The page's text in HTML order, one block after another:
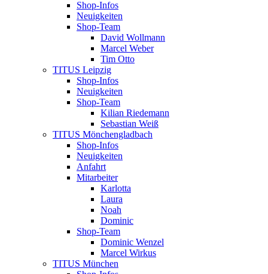
Shop-Infos
Neuigkeiten
Shop-Team
David Wollmann
Marcel Weber
Tim Otto
TITUS Leipzig
Shop-Infos
Neuigkeiten
Shop-Team
Kilian Riedemann
Sebastian Weiß
TITUS Mönchengladbach
Shop-Infos
Neuigkeiten
Anfahrt
Mitarbeiter
Karlotta
Laura
Noah
Dominic
Shop-Team
Dominic Wenzel
Marcel Wirkus
TITUS München